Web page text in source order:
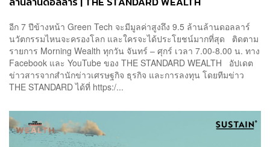
อีก 7 ปีข้างหน้า Green Tech จะมีมูลค่าสูงถึง 9.5 ล้านล้านดอลลาร์
นวัตกรรมไหนจะครองโลก และใครจะได้ประโยชน์มากที่สุด ติดตาม
รายการ Morning Wealth ทุกวัน จันทร์ – ศุกร์ เวลา 7.00-8.00 น. ทาง
Facebook และ YouTube ของ THE STANDARD WEALTH อัปเดต
ข่าวสารจากสำนักข่าวเศรษฐกิจ ธุรกิจ และการลงทุน โดยทีมข่าว
THE STANDARD ได้ที่ https:/...